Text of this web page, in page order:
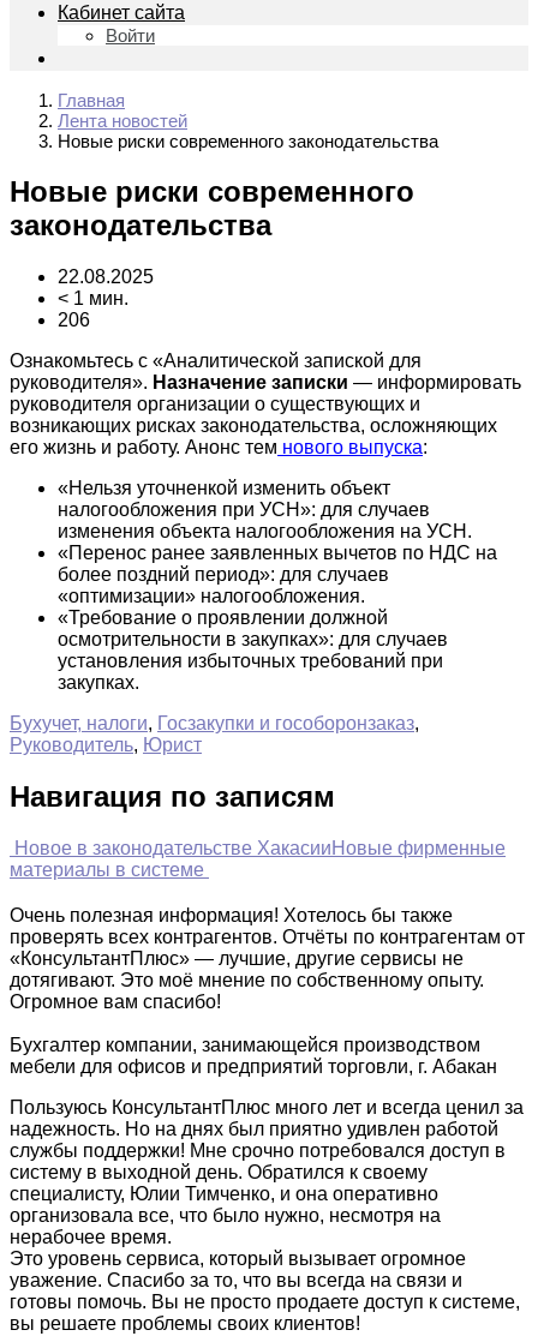
Кабинет сайта
Войти
Главная
Лента новостей
Новые риски современного законодательства
Новые риски современного
законодательства
22.08.2025
< 1 мин.
206
Ознакомьтесь с «Аналитической запиской для
руководителя». Назначение записки — информировать
руководителя организации о существующих и
возникающих рисках законодательства, осложняющих
его жизнь и работу. Анонс тем нового выпуска:
«Нельзя уточненкой изменить объект
налогообложения при УСН»: для случаев
изменения объекта налогообложения на УСН.
«Перенос ранее заявленных вычетов по НДС на
более поздний период»: для случаев
«оптимизации» налогообложения.
«Требование о проявлении должной
осмотрительности в закупках»: для случаев
установления избыточных требований при
закупках.
Бухучет, налоги, Госзакупки и гособоронзаказ,
Руководитель, Юрист
Навигация по записям
Новое в законодательстве ХакасииНовые фирменные
материалы в системе
Очень полезная информация! Хотелось бы также
проверять всех контрагентов. Отчёты по контрагентам от
«КонсультантПлюс» — лучшие, другие сервисы не
дотягивают. Это моё мнение по собственному опыту.
Огромное вам спасибо!
Бухгалтер компании, занимающейся производством
мебели для офисов и предприятий торговли, г. Абакан
Пользуюсь КонсультантПлюс много лет и всегда ценил за
надежность. Но на днях был приятно удивлен работой
службы поддержки! Мне срочно потребовался доступ в
систему в выходной день. Обратился к своему
специалисту, Юлии Тимченко, и она оперативно
организовала все, что было нужно, несмотря на
нерабочее время.
Это уровень сервиса, который вызывает огромное
уважение. Спасибо за то, что вы всегда на связи и
готовы помочь. Вы не просто продаете доступ к системе,
вы решаете проблемы своих клиентов!